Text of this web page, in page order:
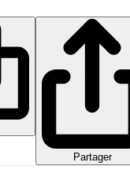
Partager